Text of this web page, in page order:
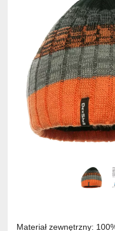
Materiał zewnętrzny: